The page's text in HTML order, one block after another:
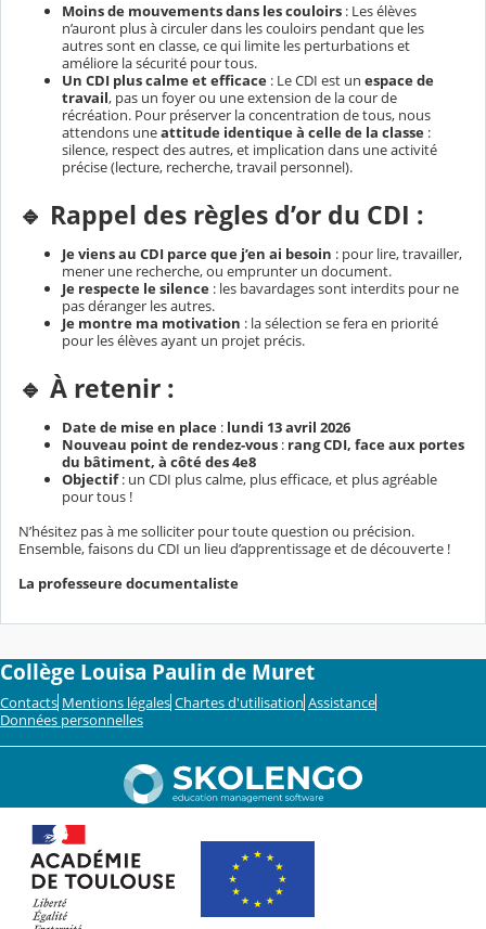
Moins de mouvements dans les couloirs : Les élèves
n’auront plus à circuler dans les couloirs pendant que les
autres sont en classe, ce qui limite les perturbations et
améliore la sécurité pour tous.
Un CDI plus calme et efficace : Le CDI est un espace de
travail, pas un foyer ou une extension de la cour de
récréation. Pour préserver la concentration de tous, nous
attendons uneattitude identique à celle de la classe :
silence, respect des autres, et implication dans une activité
précise (lecture, recherche, travail personnel).
🔹 Rappel des règles d’or du CDI :
Je viens au CDI parce que j’en ai besoin : pour lire, travailler,
mener une recherche, ou emprunter un document.
Je respecte le silence : les bavardages sont interdits pour ne
pas déranger les autres.
Je montre ma motivation : la sélection se fera en priorité
pour les élèves ayant un projet précis.
🔹 À retenir :
Date de mise en place : lundi 13 avril 2026
Nouveau point de rendez-vous : rang CDI, face aux portes
du bâtiment, à côté des 4e8
Objectif: un CDI plus calme, plus efficace, et plus agréable
pour tous !
N’hésitez pas à me solliciter pour toute question ou précision.
Ensemble, faisons du CDI un lieu d’apprentissage et de découverte !
La professeure documentaliste
Collège Louisa Paulin de Muret
Contacts Mentions légales Chartes d'utilisation Assistance
Données personnelles